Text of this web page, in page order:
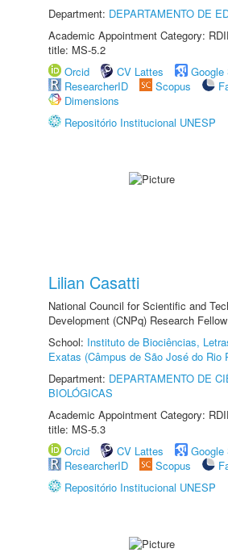
Department: DEPARTAMENTO DE
Academic Appointment Category:
title: MS-5.2
Orcid
CV Lattes
Google
ResearcherID
Scopus
Dimensions
Repositório Institucional UNESP
Lilian Casatti
National Council for Scientific and
Development (CNPq) Research
School: Instituto de Biociências,
Exatas (Câmpus de São José do Rio
Department: DEPARTAMENTO DE
BIOLÓGICAS
Academic Appointment Category:
title: MS-5.3
Orcid
CV Lattes
Google
ResearcherID
Scopus
Repositório Institucional UNESP